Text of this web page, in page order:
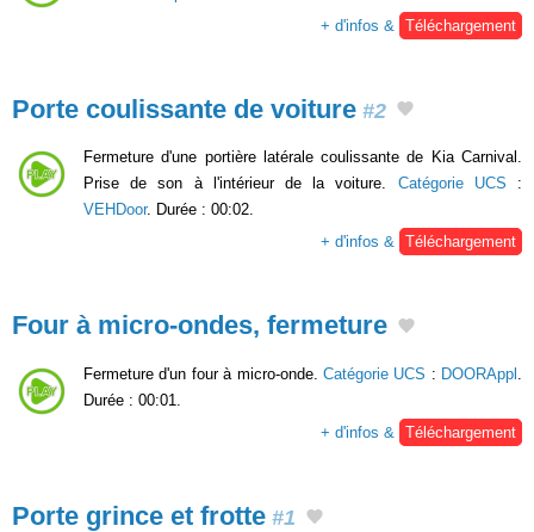
+ d'infos &
Téléchargement
Porte coulissante de voiture #2
Fermeture d'une portière latérale coulissante de Kia Carnival.
Prise de son à l'intérieur de la voiture. Catégorie UCS :
VEHDoor. Durée : 00:02.
+ d'infos & Téléchargement
Four à micro-ondes, fermeture
Fermeture d'un four à micro-onde. Catégorie UCS : DOORAppl
Durée : 00:01.
+ d'infos &
Téléchargement
Porte grince et frotte #1